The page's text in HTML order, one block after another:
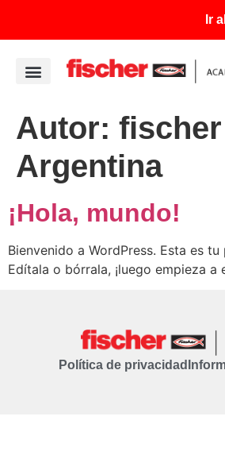
Ir
Autor: fischer
Argentina
¡Hola, mundo!
Bienvenido a WordPress. Esta es
Edítala o bórrala, ¡luego empieza a
Política de privacidad